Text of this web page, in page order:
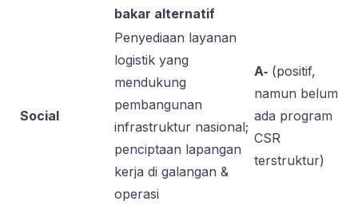
bakar alternatif
Social
Penyediaan layanan
logistik yang
mendukung
pembangunan
infrastruktur nasional;
penciptaan lapangan
kerja di galangan &
operasi
A‑ (positif,
namun belum
ada program
CSR
terstruktur)